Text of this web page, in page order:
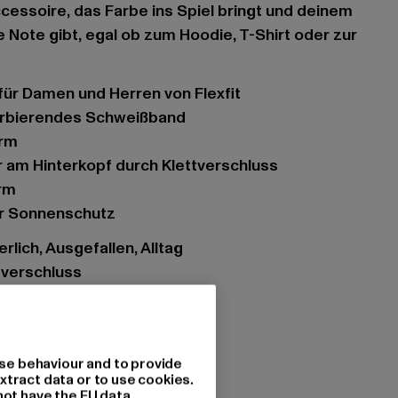
das Farbe ins Spiel bringt und deinem
gibt, egal ob zum Hoodie, T-Shirt oder zur
Damen und Herren von Flexfit
Schweißband
am Hinterkopf durch Klettverschluss
Sonnenschutz
Ausgefallen, Alltag
pink
100% Baumwolle
behaviour and to provide
data or to use cookies.